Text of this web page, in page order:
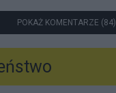
POKAŻ KOMENTARZE (84)